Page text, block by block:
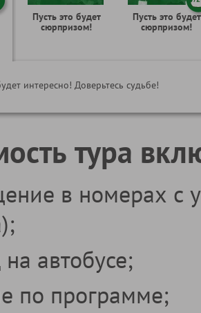
Пусть это будет
сюрпризом!
Пусть это будет
сюрпризом!
интересно! Доверьтесь судьбе!
тура
в номерах с
автобусе;
по программе;